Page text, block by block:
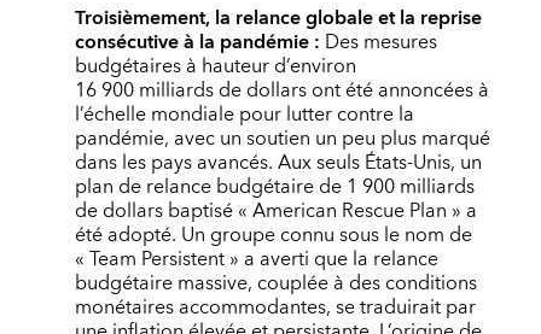
Troisièmement, la relance globale et la reprise
consécutive à la pandémie : Des mesures
budgétaires à hauteur d’environ
16 900 milliards de dollars ont été annoncées à
l’échelle mondiale pour lutter contre la
pandémie, avec un soutien un peu plus marqué
dans les pays avancés. Aux seuls États-Unis, un
plan de relance budgétaire de 1 900 milliards
de dollars baptisé « American Rescue Plan » a
été adopté. Un groupe connu sous le nom de
« Team Persistent » a averti que la relance
budgétaire massive, couplée à des conditions
monétaires accommodantes, se traduirait par